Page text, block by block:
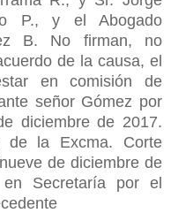
P., y el Abogado
B. No firman, no
de la causa, el
en comisión de
señor Gómez por
diciembre de 2017.
la Excma. Corte
de diciembre de
Secretaría por el